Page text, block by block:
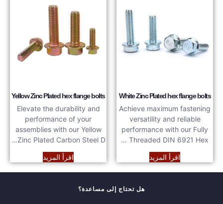
White Zinc Plated hex flange bolts
Achieve maximum fastening
versatility and reliable
performance with our Fully
Threaded DIN 6921 Hex …
اقرأ المزيد
Yellow Zinc Plated hex flange bolts
Elevate the durability and
performance of your
assemblies with our Yellow
Zinc Plated Carbon Steel D…
اقرأ المزيد
هل تحتاج إلى مساعدة؟